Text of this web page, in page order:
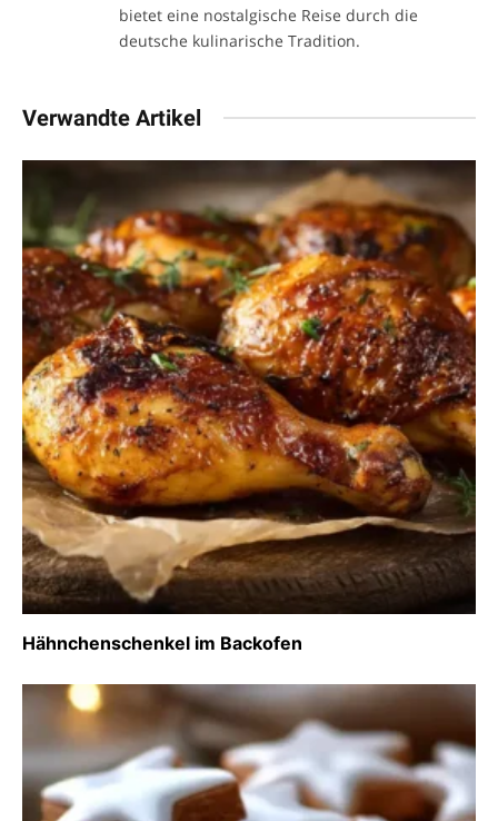
bietet eine nostalgische Reise durch die
deutsche kulinarische Tradition.
Verwandte Artikel
Hähnchenschenkel im Backofen